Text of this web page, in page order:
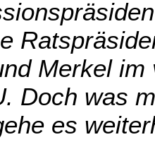
Merkel
Doch was
es